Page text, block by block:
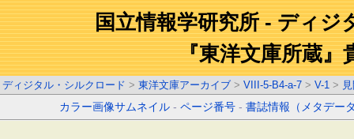
国立情報学研究所 - ディジ
『東洋文庫所蔵』
ディジタル・シルクロード > 東洋文庫アーカイブ > VIII-5-B4-a-7 > V-1 >
カラー画像サムネイル -ページ番号 -書誌情報（メタデー